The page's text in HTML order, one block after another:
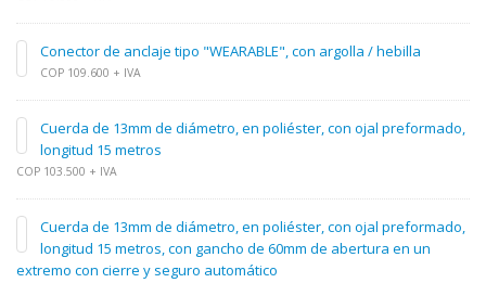
Conector de anclaje tipo "WEARABLE", con argolla / hebilla
COP 109.600 + IVA
Cuerda de 13mm de diámetro, en poliéster, con ojal preformado,
longitud 15 metros
COP 103.500 + IVA
Cuerda de 13mm de diámetro, en poliéster, con ojal preformado,
longitud 15 metros, con gancho de 60mm de abertura en un
extremo con cierre y seguro automático